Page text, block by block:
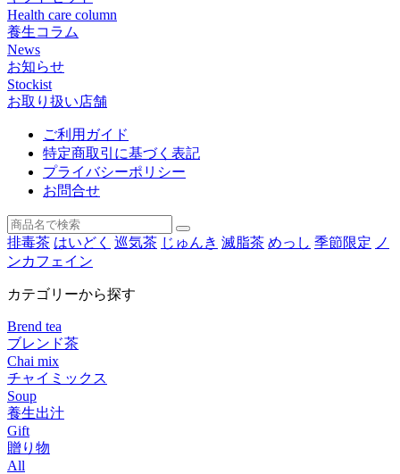
Health care column
養生コラム
News
お知らせ
Stockist
お取り扱い店舗
ご利用ガイド
特定商取引に基づく表記
プライバシーポリシー
お問合せ
排毒茶 はいどく 巡気茶 じゅんき 滅脂茶 めっし 季節限定 ノ
ンカフェイン
カテゴリーから探す
Brend tea
ブレンド茶
Chai mix
チャイミックス
Soup
養生出汁
Gift
贈り物
All